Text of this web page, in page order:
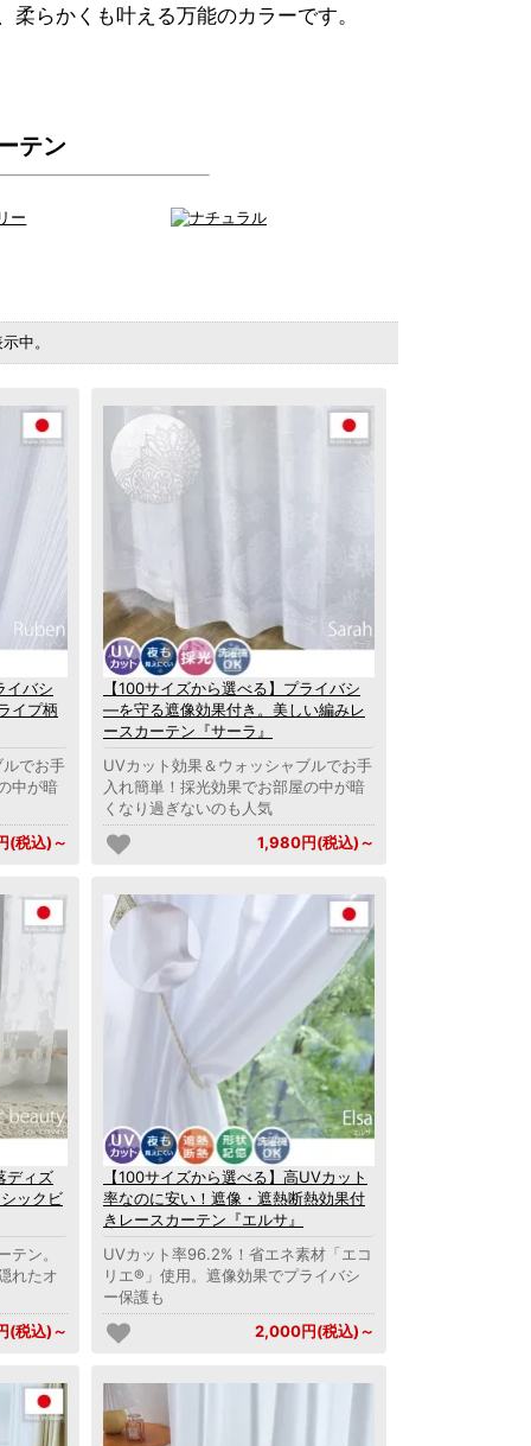
らかくも叶える万能のカラーです。
テン
中。
イバシ
イプ柄
でお手
中が暗
(税込)～
【100サイズから選べる】プライバシ
―を守る遮像効果付き。美しい編みレ
ースカーテン『サーラ』
UVカット効果＆ウォッシャブルでお手
入れ簡単！採光効果でお部屋の中が暗
くなり過ぎないのも人気
1,980円(税込)～
ディズ
ックビ
テン。
れたオ
(税込)～
【100サイズから選べる】高UVカット
率なのに安い！遮像・遮熱断熱効果付
きレースカーテン『エルサ』
UVカット率96.2%！省エネ素材「エコ
リエ®」使用。遮像効果でプライバシ
ー保護も
2,000円(税込)～